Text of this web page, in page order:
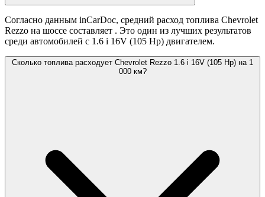
Согласно данным inCarDoc, средний расход топлива Chevrolet
Rezzo на шоссе составляет . Это один из лучших результатов
среди автомобилей с 1.6 i 16V (105 Hp) двигателем.
Сколько топлива расходует Chevrolet Rezzo 1.6 i 16V (105 Hp) на 1
000 км?